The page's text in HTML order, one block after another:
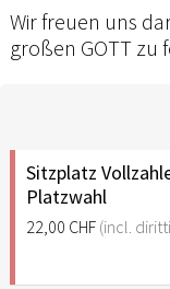
Wir freuen uns
großen GOTT zu
Sitzplatz
Platzwahl
22,00 CHF (incl.